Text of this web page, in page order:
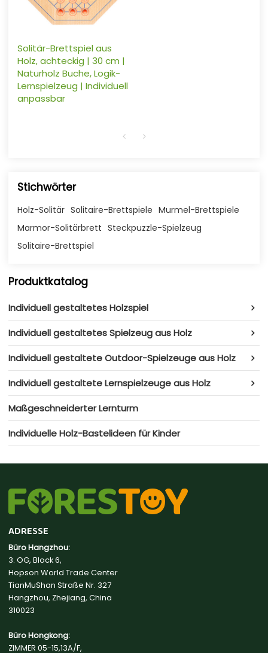
Solitär-Brettspiel aus
Holz, achteckig | 30 cm |
Naturholz Buche, Logik-
Lernspielzeug | Individuell
anpassbar
Stichwörter
Holz-Solitär Solitaire-Brettspiele Murmel-Brettspiele
Marmor-Solitärbrett Steckpuzzle-Spielzeug
Solitaire-Brettspiel
Produktkatalog
Individuell gestaltetes Holzspiel
Individuell gestaltetes Spielzeug aus Holz
Individuell gestaltete Outdoor-Spielzeuge aus Holz
Individuell gestaltete Lernspielzeuge aus Holz
Maßgeschneiderter Lernturm
Individuelle Holz-Bastelideen für Kinder
ADRESSE
Büro Hangzhou:
3. OG, Block 6,
Hopson World Trade Center
TianMuShan Straße Nr. 327
Hangzhou, Zhejiang, China
310023
Büro Hongkong:
ZIMMER 05-15,13A/F,